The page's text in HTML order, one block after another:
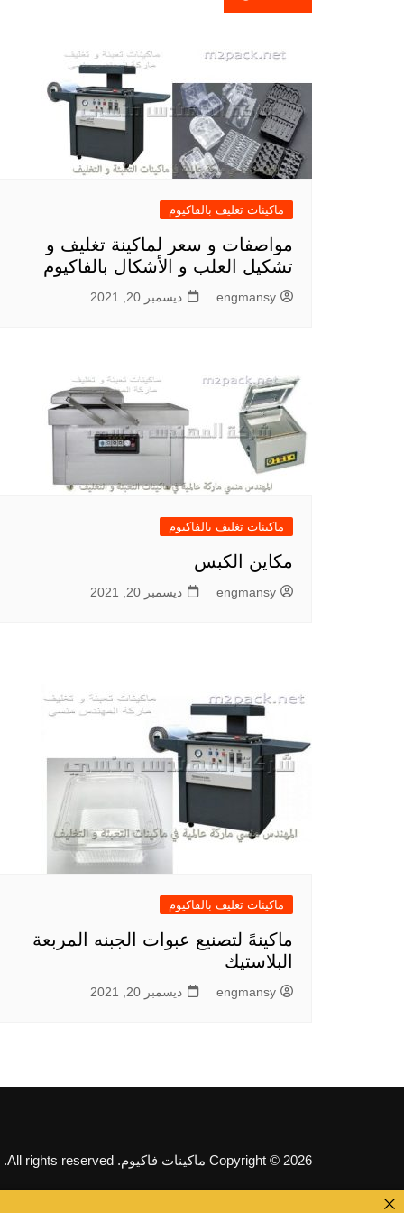
المقالات
ماكينات تغليف بالفاكيوم
مواصفات و سعر لماكينة تغليف و
تشكيل العلب و الأشكال بالفاكيوم
engmansy ديسمبر 20, 2021
ماكينات تغليف بالفاكيوم
مكاين الكبس
engmansy ديسمبر 20, 2021
ماكينات تغليف بالفاكيوم
ماكينهً لتصنيع عبوات الجبنه المربعة
البلاستيك
engmansy ديسمبر 20, 2021
Copyright © 2026 ماكينات فاكيوم. All rights reserved.